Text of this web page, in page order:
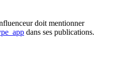
doit mentionner
dans ses publications.